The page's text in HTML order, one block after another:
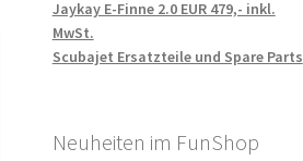
Jaykay E-Finne 2.0 EUR 479,- inkl.
MwSt.
Scubajet Ersatzteile und Spare Parts
Neuheiten im FunShop